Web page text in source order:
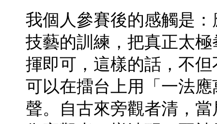
我個人參賽後的感觸是
技藝的訓練，把真正太
揮即可，這樣的話，不
可以在擂台上用「一法
聲。自古來旁觀者清，